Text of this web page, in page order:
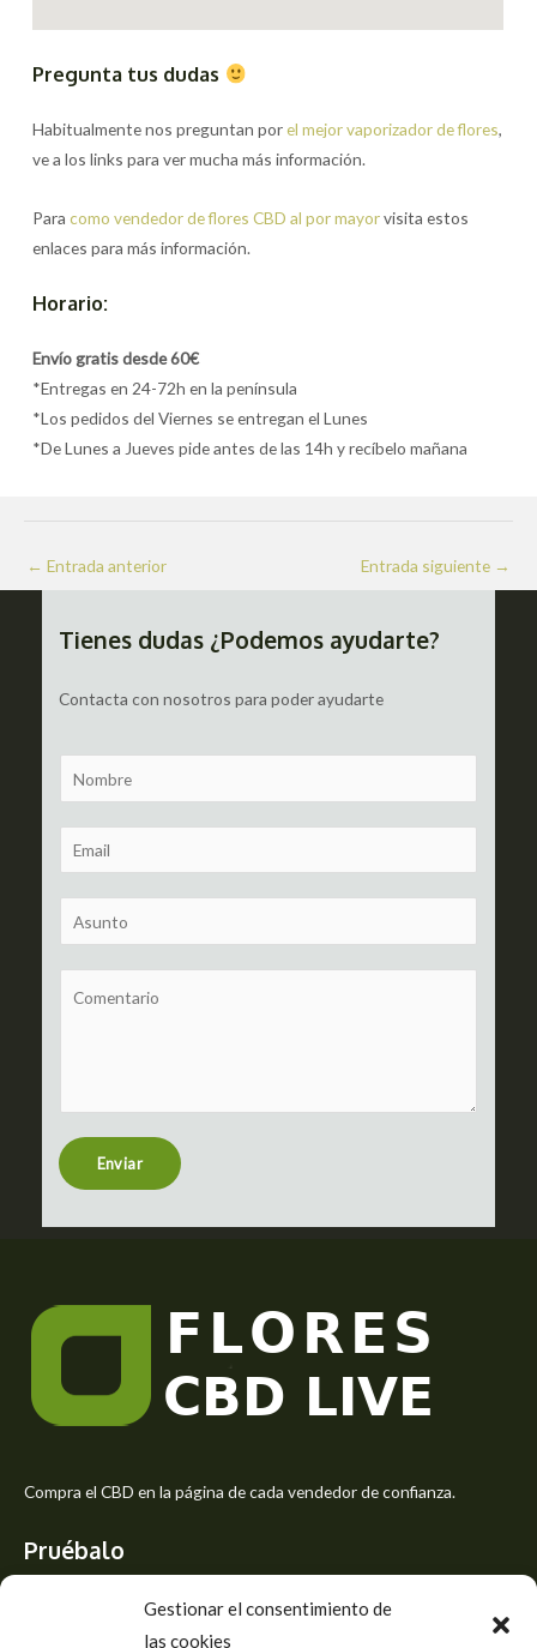
Gestionar el consentimiento de
las cookies
Pregunta tus dudas
Habitualmente nos preguntan porel mejor vaporizador de flores,
ve a los links para ver mucha más información.
Paracomo vendedor de flores CBD al por mayorvisita estos
enlaces para más información.
Horario:
Envío gratis desde 60€
*Entregas en 24-72h en la península
*Los pedidos del Viernes se entregan el Lunes
*De Lunes a Jueves pide antes de las 14h y recíbelo mañana
Navegación
de
← Entrada anterior Entrada siguiente →
Tienes dudas ¿Podemos ayudarte?
Contacta con nosotros para poder ayudarte
a
m
m
a
u
b
t
r
s
e
Enviar
Compra el CBD en la página de cada vendedor de confianza.
Pruébalo
Siente el mejor aroma de las flores CBD y usa los beneficios del